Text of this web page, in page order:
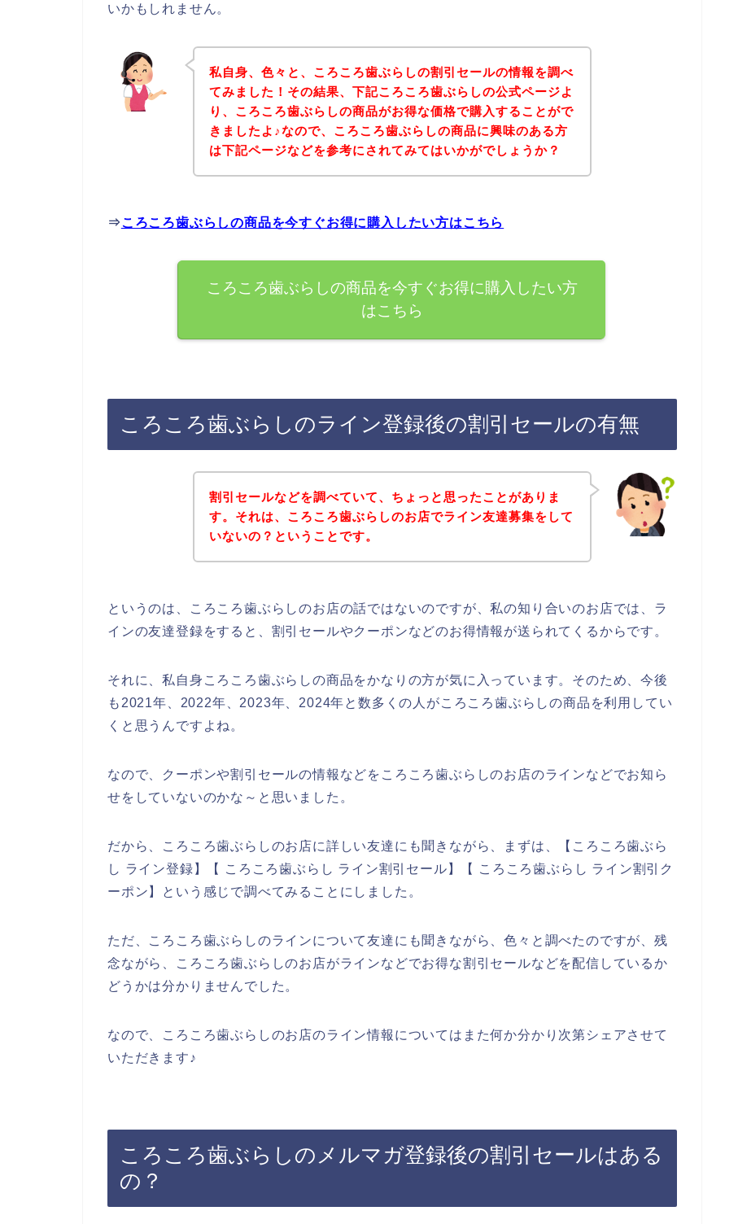
いかもしれません。
私自身、色々と、ころころ歯ぶらしの割引セールの情報を調べ
てみました！その結果、下記ころころ歯ぶらしの公式ページよ
り、ころころ歯ぶらしの商品がお得な価格で購入することがで
きましたよ♪なので、ころころ歯ぶらしの商品に興味のある方
は下記ページなどを参考にされてみてはいかがでしょうか？
⇒ころころ歯ぶらしの商品を今すぐお得に購入したい方はこちら
ころころ歯ぶらしの商品を今すぐお得に購入したい方
はこちら
ころころ歯ぶらしのライン登録後の割引セールの有無
割引セールなどを調べていて、ちょっと思ったことがありま
す。それは、ころころ歯ぶらしのお店でライン友達募集をして
いないの？ということです。
というのは、ころころ歯ぶらしのお店の話ではないのですが、私の知り合いのお店では、ラ
インの友達登録をすると、割引セールやクーポンなどのお得情報が送られてくるからです。
それに、私自身ころころ歯ぶらしの商品をかなりの方が気に入っています。そのため、今後
も2021年、2022年、2023年、2024年と数多くの人がころころ歯ぶらしの商品を利用してい
くと思うんですよね。
なので、クーポンや割引セールの情報などをころころ歯ぶらしのお店のラインなどでお知ら
せをしていないのかな～と思いました。
だから、ころころ歯ぶらしのお店に詳しい友達にも聞きながら、まずは、【ころころ歯ぶら
し ライン登録】【 ころころ歯ぶらし ライン割引セール】【 ころころ歯ぶらし ライン割引ク
ーポン】という感じで調べてみることにしました。
ただ、ころころ歯ぶらしのラインについて友達にも聞きながら、色々と調べたのですが、残
念ながら、ころころ歯ぶらしのお店がラインなどでお得な割引セールなどを配信しているか
どうかは分かりませんでした。
なので、ころころ歯ぶらしのお店のライン情報についてはまた何か分かり次第シェアさせて
いただきます♪
ころころ歯ぶらしのメルマガ登録後の割引セールはある
の？